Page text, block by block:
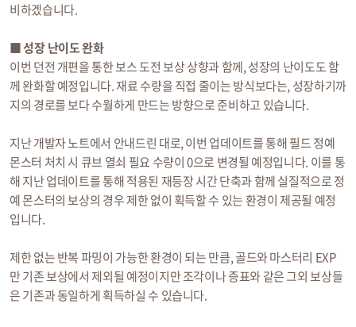
비하겠습니다.
■ 성장 난이도 완화
이번 던전 개편을 통한 보스 도전 보상 상향과 함께, 성장의 난이도도 함
께 완화할 예정입니다. 재료 수량을 직접 줄이는 방식보다는, 성장하기까
지의 경로를 보다 수월하게 만드는 방향으로 준비하고 있습니다.
지난 개발자 노트에서 안내드린 대로, 이번 업데이트를 통해 필드 정예
몬스터 처치 시 큐브 열쇠 필요 수량이 0으로 변경될 예정입니다. 이를 통
해 지난 업데이트를 통해 적용된 재등장 시간 단축과 함께 실질적으로 정
예 몬스터의 보상의 경우 제한 없이 획득할 수 있는 환경이 제공될 예정
입니다.
제한 없는 반복 파밍이 가능한 환경이 되는 만큼, 골드와 마스터리 EXP
만 기존 보상에서 제외될 예정이지만 조각이나 증표와 같은 그외 보상들
은 기존과 동일하게 획득하실 수 있습니다.